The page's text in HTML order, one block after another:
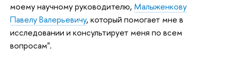
моему научному руководителю, Малыженкову
Павелу Валерьевичу, который помогает мне в
исследовании и консультирует меня по всем
вопросам".